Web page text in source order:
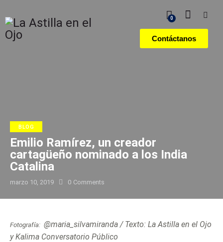
0
Contáctanos
BLOG
Emilio Ramírez, un creador
cartagüeño nominado a los India
Catalina
marzo 10, 2019 0 Comments
Fotografía: @maria_silvamiranda / Texto: La Astilla en el Ojo
y Kalima Conversatorio Público